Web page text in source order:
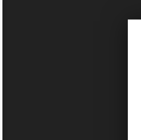
Sketchbook5, 스케
Sketchbook5, 스케